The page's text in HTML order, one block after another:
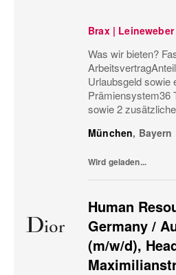
Brax | Leineweber
Was wir bieten?
Urlaubsgeld sowie
Prämiensystem36
sowie 2
60%...
München, Bayern
Wird geladen...
Human
Germany /
(m/w/d),